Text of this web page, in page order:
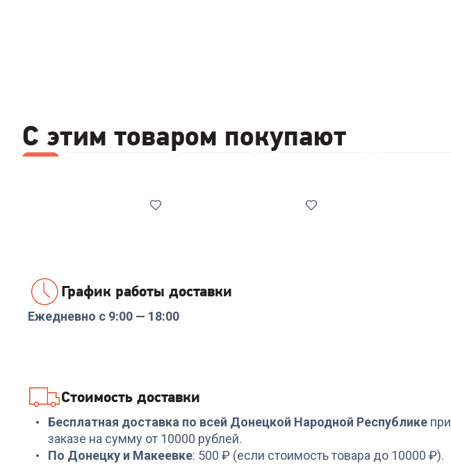
С этим товаром покупают
Код:6249583
399 4 799₽ 499 ₽
График работы доставки
Ежедневно с 9:00 — 18:00
Стоимость доставки
Бесплатная доставка по всей Донецкой Народной Республике при
заказе на сумму от 10000 рублей.
По Донецку и Макеевке: 500 ₽ (если стоимость товара до 10000 ₽).